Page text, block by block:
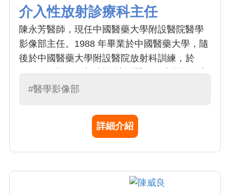
介入性放射診療科主任
陳永芳醫師，現任中國醫藥大學附設醫院醫學
影像部主任。1988 年畢業於中國醫藥大學，隨
後於中國醫藥大學附設醫院放射科訓練，於
性放射線學影像檢查及判讀
#醫學影像部
詳細介紹